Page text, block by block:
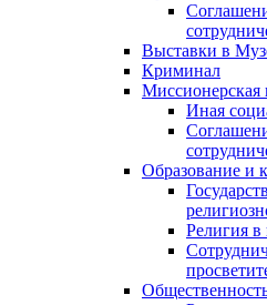
Выставки в
Криминал
Миссионерская
Иная
Образование и
Религия в